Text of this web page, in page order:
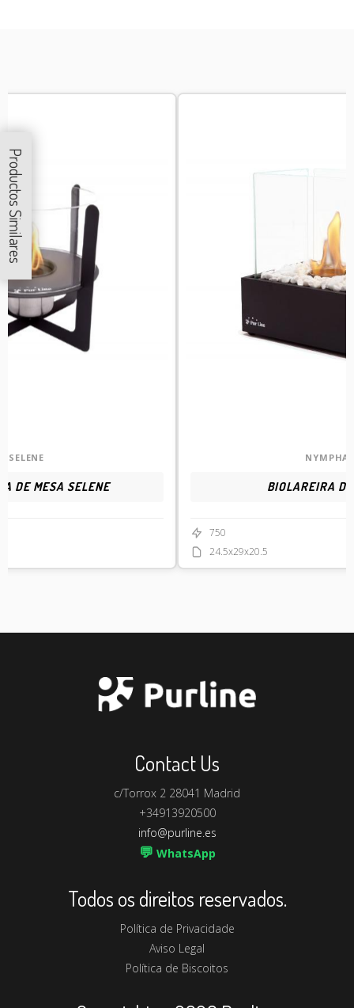
Productos Similares
SELENE
DE MESA SELENE
NYMPHA
BIOLAREIRA
750
24.5x29x20.5
Contact Us
c/Torrox 2 28041 Madrid
+34913920500
info@purline.es
💬 WhatsApp
Todos os direitos reservados.
Política de Privacidade
Aviso Legal
Política de Biscoitos